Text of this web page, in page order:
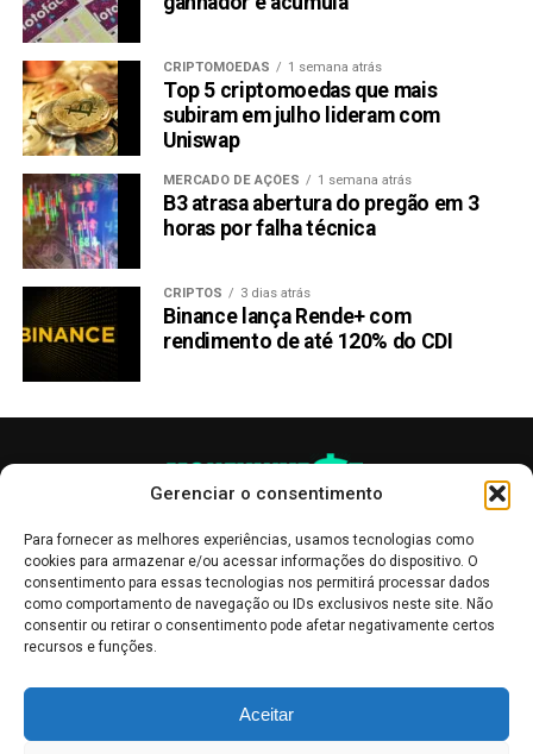
Gerenciar o consentimento
Para fornecer as melhores experiências, usamos tecnologias como
cookies para armazenar e/ou acessar informações do dispositivo. O
consentimento para essas tecnologias nos permitirá processar dados
como comportamento de navegação ou IDs exclusivos neste site. Não
consentir ou retirar o consentimento pode afetar negativamente certos
recursos e funções.
Aceitar
CRIPTOMOEDAS 1 semana atrás
Top 5 criptomoedas que mais
subiram em julho lideram com
Uniswap
MERCADO DE AÇÕES 1 semana atrás
B3 atrasa abertura do pregão em 3
horas por falha técnica
CRIPTOS 3 dias atrás
Binance lança Rende+ com
rendimento de até 120% do CDI
informativo, servindo como boletins de divulgação, e não devem ser
interpretadas como recomendações de investimento.Leia mais